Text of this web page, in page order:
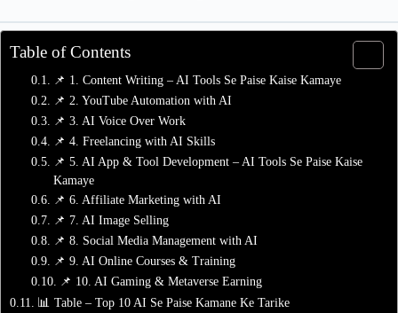
Table of Contents
📌 1. Content Writing – AI Tools Se Paise Kaise Kamaye
📌 2. YouTube Automation with AI
📌 3. AI Voice Over Work
📌 4. Freelancing with AI Skills
📌 5. AI App & Tool Development – AI Tools Se Paise Kaise
Kamaye
📌 6. Affiliate Marketing with AI
📌 7. AI Image Selling
📌 8. Social Media Management with AI
📌 9. AI Online Courses & Training
📌 10. AI Gaming & Metaverse Earning
📊 Table – Top 10 AI Se Paise Kamane Ke Tarike